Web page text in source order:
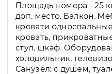
Площадь номера - 25
доп. место. Балкон.
кровати
кровать,
стул, шкаф.
холодильник,
Санузел: с душем,